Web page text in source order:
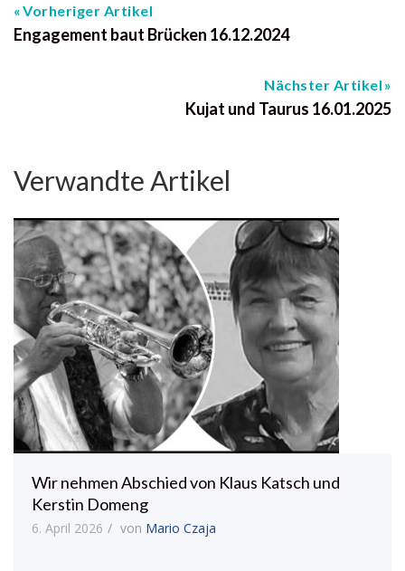
Vorheriger Artikel
Engagement baut Brücken 16.12.2024
Nächster Artikel
Kujat und Taurus 16.01.2025
Verwandte Artikel
Wir nehmen Abschied von Klaus Katsch und
Kerstin Domeng
6. April 2026 von Mario Czaja